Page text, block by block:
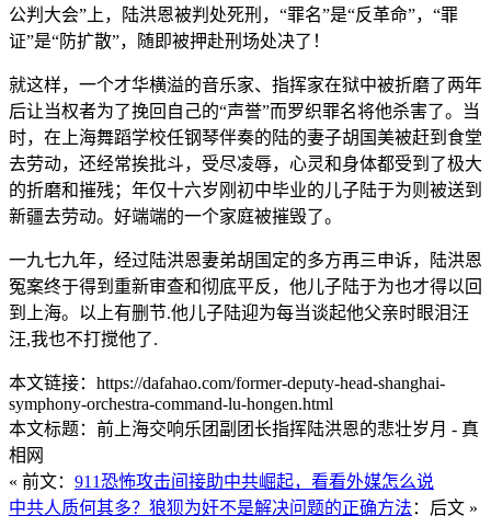
公判大会”上，陆洪恩被判处死刑，“罪名”是“反革命”，“罪
证”是“防扩散”，随即被押赴刑场处决了！
就这样，一个才华横溢的音乐家、指挥家在狱中被折磨了两年
后让当权者为了挽回自己的“声誉”而罗织罪名将他杀害了。当
时，在上海舞蹈学校任钢琴伴奏的陆的妻子胡国美被赶到食堂
去劳动，还经常挨批斗，受尽凌辱，心灵和身体都受到了极大
的折磨和摧残；年仅十六岁刚初中毕业的儿子陆于为则被送到
新疆去劳动。好端端的一个家庭被摧毁了。
一九七九年，经过陆洪恩妻弟胡国定的多方再三申诉，陆洪恩
冤案终于得到重新审查和彻底平反，他儿子陆于为也才得以回
到上海。以上有删节.他儿子陆迎为每当谈起他父亲时眼泪汪
汪,我也不打搅他了.
本文链接：https://dafahao.com/former-deputy-head-shanghai-
symphony-orchestra-command-lu-hongen.html
本文标题：前上海交响乐团副团长指挥陆洪恩的悲壮岁月 - 真
相网
« 前文： 911恐怖攻击间接助中共崛起，看看外媒怎么说
中共人质何其多？狼狈为奸不是解决问题的正确方法 ：后文 »